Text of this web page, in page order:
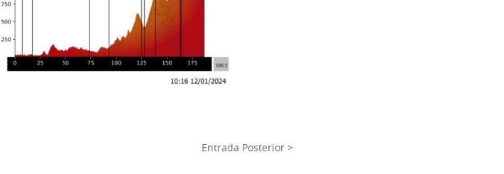
Entrada Posterior >